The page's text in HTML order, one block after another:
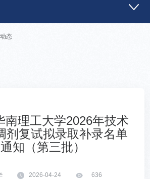
态
南理工大学2026年技术
剂复试拟录取补录名单
知（第三批）
2026-04-24 636